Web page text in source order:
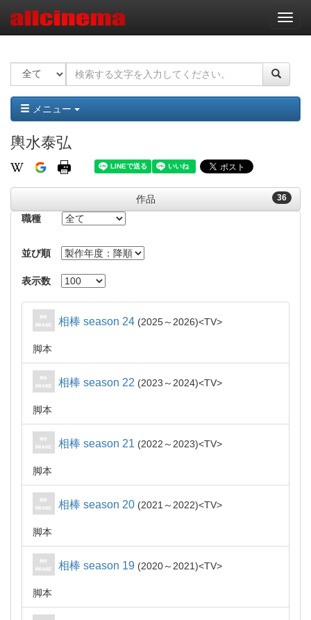
ナ
ビ
ー
ョ
ン
メニュー
輿水泰弘
36
作品
職種
並び順
表示数
相棒 season 24 2025～2026 TV
脚本
相棒 season 22 2023～2024 TV
脚本
相棒 season 21 2022～2023 TV
脚本
相棒 season 20 2021～2022 TV
脚本
相棒 season 19 2020～2021 TV
脚本